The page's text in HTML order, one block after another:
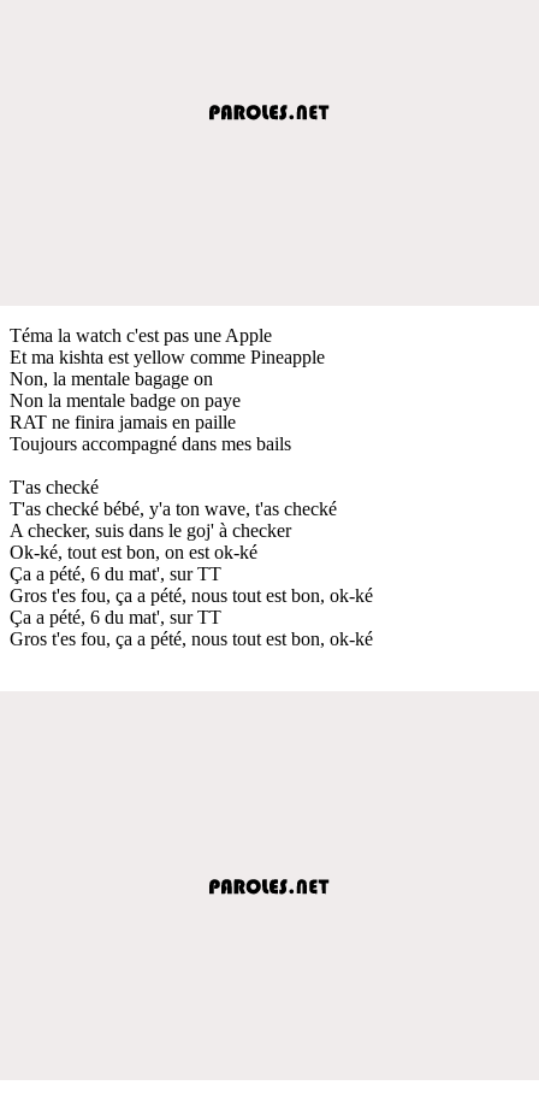
Téma la watch c'est pas une Apple
Et ma kishta est yellow comme Pineapple
Non, la mentale bagage on
Non la mentale badge on paye
RAT ne finira jamais en paille
Toujours accompagné dans mes bails
T'as checké
T'as checké bébé, y'a ton wave, t'as checké
A checker, suis dans le goj' à checker
Ok-ké, tout est bon, on est ok-ké
Ça a pété, 6 du mat', sur TT
Gros t'es fou, ça a pété, nous tout est bon, ok-ké
Ça a pété, 6 du mat', sur TT
Gros t'es fou, ça a pété, nous tout est bon, ok-ké